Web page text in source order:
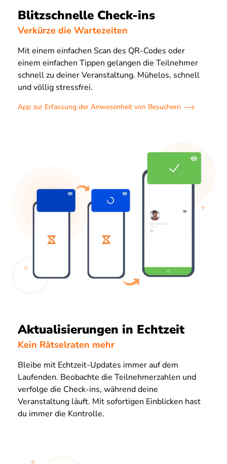
Blitzschnelle Check-ins
Verkürze die Wartezeiten
Mit einem einfachen Scan des QR-Codes oder
einem einfachen Tippen gelangen die Teilnehmer
schnell zu deiner Veranstaltung. Mühelos, schnell
und völlig stressfrei.
App zur Erfassung der Anwesenheit von Besuchern
Aktualisierungen in Echtzeit
Kein Rätselraten mehr
Bleibe mit Echtzeit-Updates immer auf dem
Laufenden. Beobachte die Teilnehmerzahlen und
verfolge die Check-ins, während deine
Veranstaltung läuft. Mit sofortigen Einblicken hast
du immer die Kontrolle.